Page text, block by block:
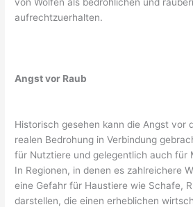
von Wölfen als bedrohlichen und
aufrechtzuerhalten.
Angst vor Raub
Historisch gesehen kann die Angst vor
realen Bedrohung in Verbindung
für Nutztiere und gelegentlich auch für
In Regionen, in denen es zahlreichere
eine Gefahr für Haustiere wie Schafe,
darstellen, die einen erheblichen